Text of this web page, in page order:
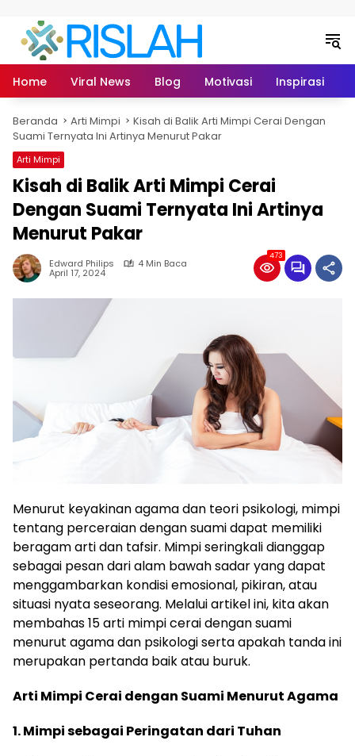
Home Viral News Blog Motivasi Inspirasi
Beranda Arti Mimpi
Kisah di Balik Arti Mimpi Cerai Dengan
Suami Ternyata Ini Artinya Menurut Pakar
Arti Mimpi
Kisah di Balik Arti Mimpi Cerai
Dengan Suami Ternyata Ini Artinya
Menurut Pakar
Edward Philips 4 Min Baca
April 17, 2024
473
Menurut keyakinan agama dan teori psikologi, mimpi
tentang perceraian dengan suami dapat memiliki
beragam arti dan tafsir. Mimpi seringkali dianggap
sebagai pesan dari alam bawah sadar yang dapat
menggambarkan kondisi emosional, pikiran, atau
situasi nyata seseorang. Melalui artikel ini, kita akan
membahas 15 arti mimpi cerai dengan suami
menurut agama dan psikologi serta apakah tanda ini
merupakan pertanda baik atau buruk.
Arti Mimpi Cerai dengan Suami Menurut Agama
1. Mimpi sebagai Peringatan dari Tuhan